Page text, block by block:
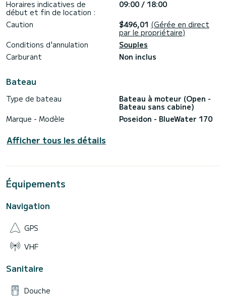
Horaires indicatives de
début et fin de location :
09:00 / 18:00
Caution
$496,01 (Gérée en direct
par le propriétaire)
Conditions d'annulation
Souples
Carburant
Non inclus
Bateau
Type de bateau
Bateau à moteur (Open -
Bateau sans cabine)
Marque - Modèle
Poseidon - BlueWater 170
Afficher tous les détails
Équipements
Navigation
GPS
VHF
Sanitaire
Douche